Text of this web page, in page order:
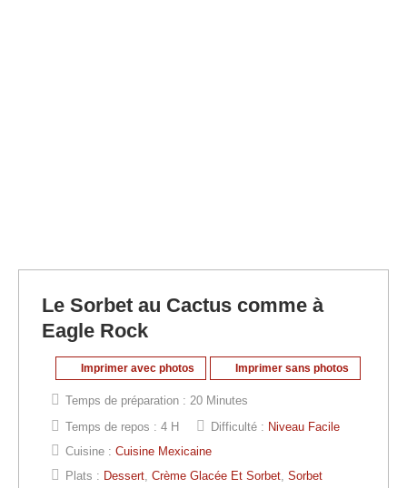
Le Sorbet au Cactus comme à
Eagle Rock
Imprimer avec photos Imprimer sans photos
Temps de préparation : 20 Minutes
Temps de repos : 4 H Difficulté : Niveau Facile
Cuisine : Cuisine Mexicaine
Plats : Dessert, Crème Glacée Et Sorbet, Sorbet